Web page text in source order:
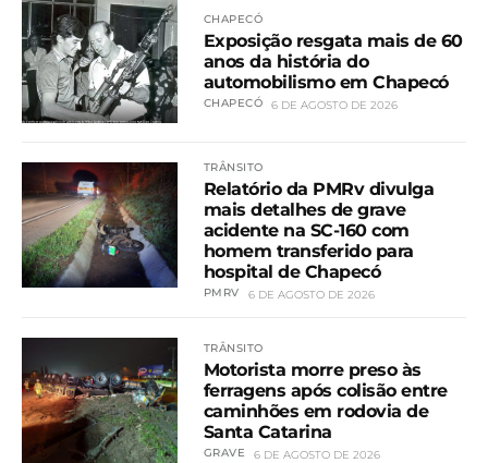
CHAPECÓ
Exposição resgata mais de 60
anos da história do
automobilismo em Chapecó
CHAPECÓ 6 DE AGOSTO DE 2026
TRÂNSITO
Relatório da PMRv divulga
mais detalhes de grave
acidente na SC-160 com
homem transferido para
hospital de Chapecó
PMRV 6 DE AGOSTO DE 2026
TRÂNSITO
Motorista morre preso às
ferragens após colisão entre
caminhões em rodovia de
Santa Catarina
GRAVE 6 DE AGOSTO DE 2026